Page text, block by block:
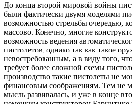
До конца второй мировой войны
были фактически двумя моделями
возможностью стрельбы очередью,
массово. Конечно, многие
возможность ведения
пистолетов, однако так как такое
невостребованным, а в виду того,
требует более сложной схемы
производство такие пистолеты не
финансовым соображениям. Тем не
мысль развивалась, и уже в конце